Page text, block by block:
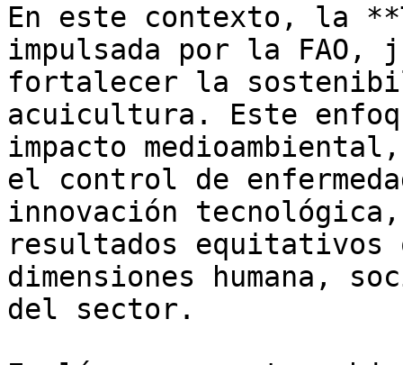
En este contexto, la
impulsada por la FAO,
fortalecer la
acuicultura. Este
impacto
el control de
innovación
resultados equitativos
dimensiones humana,
del sector.